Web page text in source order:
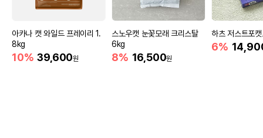
아카나 캣 와일드 프레이리 1.
8kg
10% 39,600원
스노우캣 눈꽃모래 크리스탈
6kg
8% 16,500원
하츠 저스트포
6%